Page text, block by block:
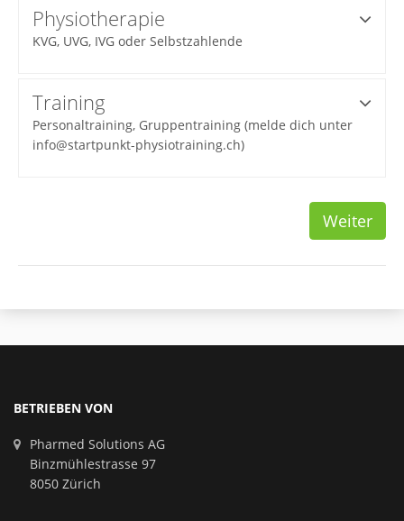
Physiotherapie
KVG, UVG, IVG oder Selbstzahlende
Training
Personaltraining, Gruppentraining (melde dich unter
info@startpunkt-physiotraining.ch)
Weiter
BETRIEBEN VON
Pharmed Solutions AG
Binzmühlestrasse 97
8050 Zürich